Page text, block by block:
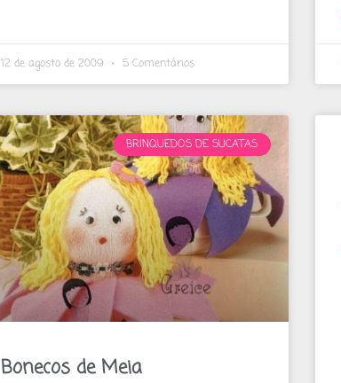
12 de agosto de 2009 5 Comentários
BRINQUEDOS DE SUCATAS
Bonecos de Meia